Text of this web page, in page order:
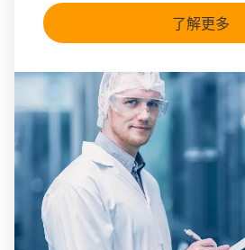
了解更多